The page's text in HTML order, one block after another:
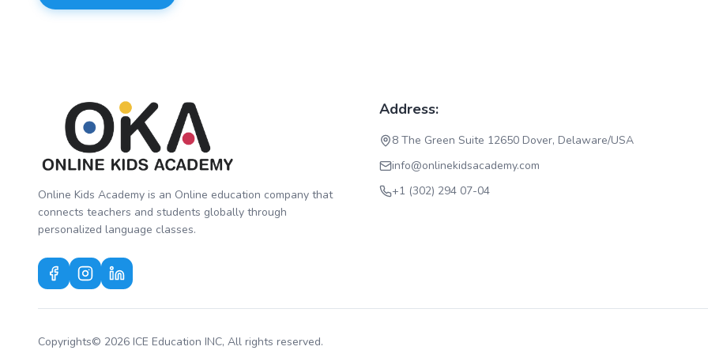
Online Kids Academy is an Online education company that
connects teachers and students globally through
personalized language classes.
Address:
8 The Green Suite 12650 Dover, Delaware/USA
info@onlinekidsacademy.com
+1 (302) 294 07-04
Copyrights© 2026 ICE Education INC, All rights reserved.